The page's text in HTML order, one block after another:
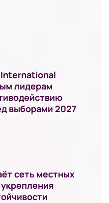
лидерам
выборами 2027
сеть местных